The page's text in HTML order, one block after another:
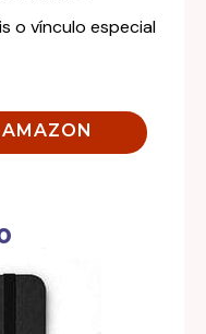
o vínculo especial